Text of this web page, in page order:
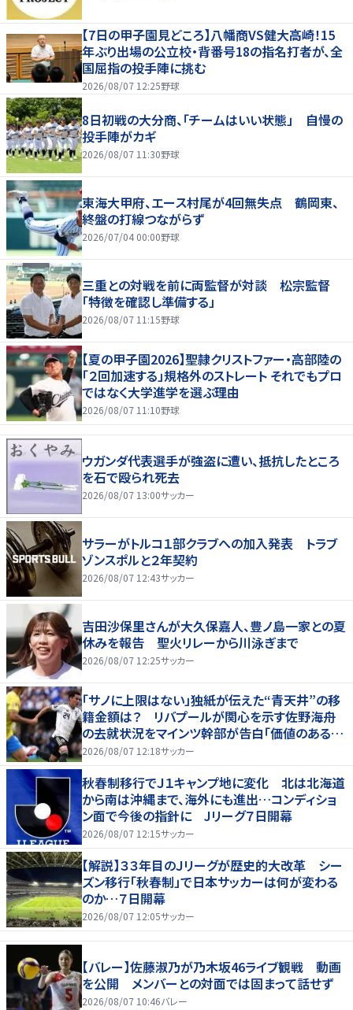
【7日の甲子園見どころ】八幡商VS健大高崎！15
年ぶり出場の公立校・背番号18の指名打者が、全
国屈指の投手陣に挑む
2026/08/07 12:25野球
8日初戦の大分商、「チームはいい状態」 自慢の
投手陣がカギ
2026/08/07 11:30野球
東海大甲府、エース村尾が4回無失点 鶴岡東、
終盤の打線つながらず
2026/07/04 00:00野球
三重との対戦を前に両監督が対談 松宗監督
「特徴を確認し準備する」
2026/08/07 11:15野球
【夏の甲子園2026】聖隷クリストファー・高部陸の
「２回加速する」規格外のストレート それでもプロ
ではなく大学進学を選ぶ理由
2026/08/07 11:10野球
ウガンダ代表選手が強盗に遭い、抵抗したところ
を石で殴られ死去
2026/08/07 13:00サッカー
サラーがトルコ１部クラブへの加入発表 トラブ
ゾンスポルと２年契約
2026/08/07 12:43サッカー
吉田沙保里さんが大久保嘉人、豊ノ島一家との夏
休みを報告 聖火リレーから川泳ぎまで
2026/08/07 12:25サッカー
「サノに上限はない」独紙が伝えた“青天井”の移
籍金額は？ リバプールが関心を示す佐野海舟
の去就状況をマインツ幹部が告白「価値のあるも
のになる」
2026/08/07 12:18サッカー
秋春制移行でＪ１キャンプ地に変化 北は北海道
から南は沖縄まで、海外にも進出…コンディショ
ン面で今後の指針に Jリーグ７日開幕
2026/08/07 12:15サッカー
【解説】３３年目のＪリーグが歴史的大改革 シー
ズン移行「秋春制」で日本サッカーは何が変わる
のか…７日開幕
2026/08/07 12:05サッカー
【バレー】佐藤淑乃が乃木坂46ライブ観戦 動画
を公開 メンバーとの対面では固まって話せず
2026/08/07 10:46バレー